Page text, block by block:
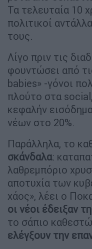
Τα τελευταία 10
πολιτικοί
τους.
Λίγο πριν τις
φουντώσει από
babies» -γόνοι
πλούτο στα
κεφαλήν
νέων στο 20%.
Παράλληλα, το
σκάνδαλα:
λαθρεμπόριο
αποτυχία των
χάος», λέει ο
οι νέοι έδειξαν
το σάπιο
ελέγξουν την